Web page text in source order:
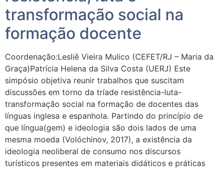
transformação social na
formação docente
Coordenação:Lesliê Vieira Mulico (CEFET/RJ – Maria da
Graça)Patrícia Helena da Silva Costa (UERJ) Este
simpósio objetiva reunir trabalhos que suscitam
discussões em torno da tríade resistência-luta-
transformação social na formação de docentes das
línguas inglesa e espanhola. Partindo do princípio de
que língua(gem) e ideologia são dois lados de uma
mesma moeda (Volóchinov, 2017), a existência da
ideologia neoliberal de consumo nos discursos
turísticos presentes em materiais didáticos e práticas